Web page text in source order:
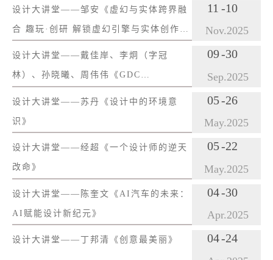
设计大讲堂——邹安《虚幻与实体跨界融
合 趣玩·创研 解锁虚幻引擎与实体创作的
11 -10
Nov.2025
设计大讲堂——戴佳岸、李炯（字冠
林）、孙晓曦、周伟伟《GDC
09-30
Sep.2025
设计大讲堂——苏丹《设计中的环境意
识》
05-26
May.2025
设计大讲堂——经超《一个设计师的逆天
改命》
05-22
May.2025
设计大讲堂——陈奎文《AI汽车的未来：
AI赋能设计新纪元》
04-30
Apr.2025
设计大讲堂——丁邦清《创意最美丽》 04-24